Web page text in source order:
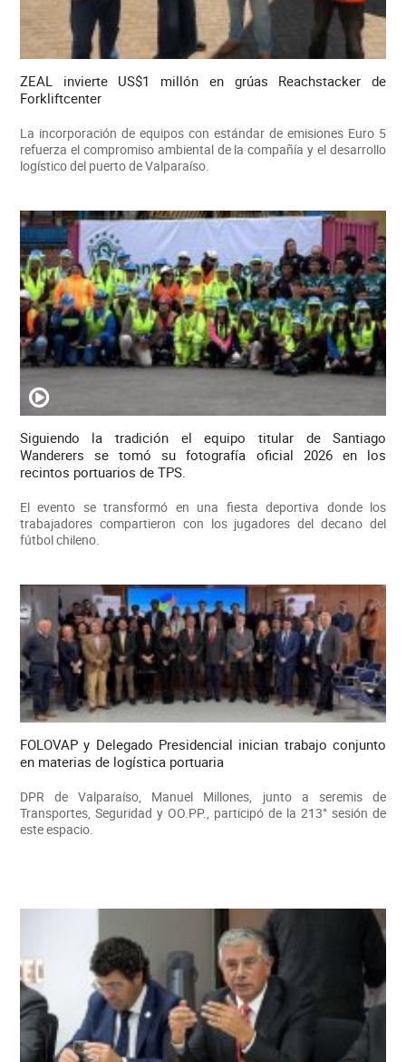
ZEAL invierte US$1 millón en grúas Reachstacker de
Forkliftcenter
La incorporación de equipos con estándar de emisiones Euro 5
refuerza el compromiso ambiental de la compañía y el desarrollo
logístico del puerto de Valparaíso.
Siguiendo la tradición el equipo titular de Santiago
Wanderers se tomó su fotografía oficial 2026 en los
recintos portuarios de TPS.
El evento se transformó en una fiesta deportiva donde los
trabajadores compartieron con los jugadores del decano del
fútbol chileno.
FOLOVAP y Delegado Presidencial inician trabajo conjunto
en materias de logística portuaria
DPR de Valparaíso, Manuel Millones, junto a seremis de
Transportes, Seguridad y OO.PP., participó de la 213° sesión de
este espacio.